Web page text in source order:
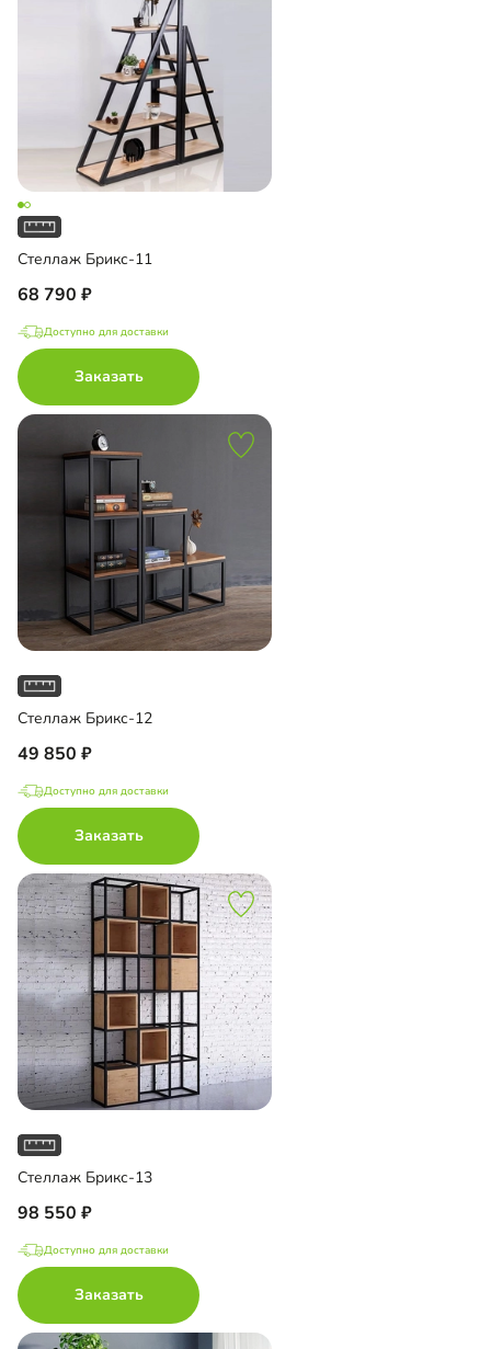
Стеллаж Брикс-11
68 790
Доступно для доставки
Заказать
Стеллаж Брикс-12
49 850
Доступно для доставки
Заказать
Стеллаж Брикс-13
98 550
Доступно для доставки
Заказать